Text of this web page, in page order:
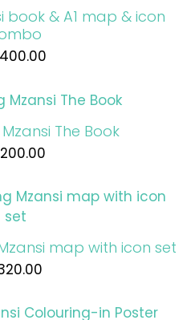
book & A1 map & icon
The Book
map with icon set